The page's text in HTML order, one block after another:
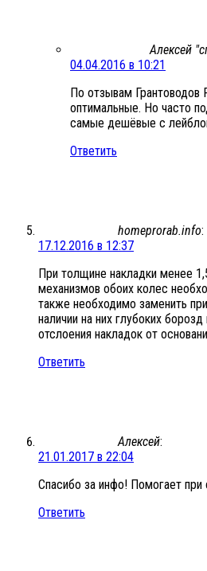
Алексей
04.04.2016 в 10:21
По отзывам
оптимальные. Но часто
самые дешёвые с
Ответить
homeprorab.info:
17.12.2016 в 12:37
При толщине накладки менее
механизмов обоих колес
также необходимо заменить
наличии на них глубоких
отслоения накладок от
Ответить
Алексей:
21.01.2017 в 22:04
Спасибо за инфо! Помогает при
Ответить